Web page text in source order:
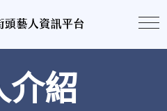
介紹